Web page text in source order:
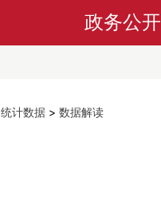
政务公开
统计数据 > 数据解读